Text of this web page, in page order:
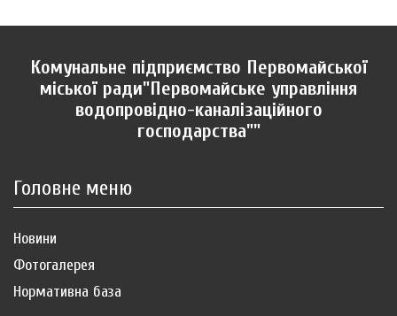
Комунальне підприємство Первомайської
міської ради"Первомайське управління
водопровідно-каналізаційного
господарства""
Головне меню
Новини
Фотогалерея
Нормативна база